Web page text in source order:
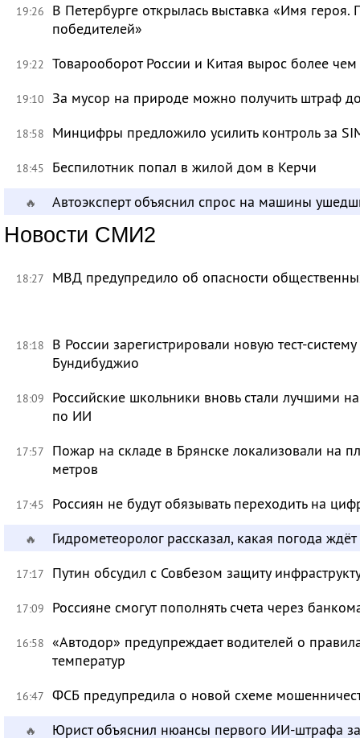
19:26
В Петербурге открылась выставка «Имя героя.
победителей»
19:22 Товарооборот России и Китая вырос более чем
19:10 За мусор на природе можно получить штраф
18:58 Минцифры предложило усилить контроль за
18:45 Беспилотник попал в жилой дом в Керчи
🔥 Автоэксперт объяснил спрос на машины
Новости СМИ2
18:27 МВД предупредило об опасности
18:18
В России зарегистрировали новую тест-
Бундибуджио
18:09
Российские школьники вновь стали лучшими
по ИИ
17:57
Пожар на складе в Брянске локализовали на
метров
17:45 Россиян не будут обязывать переходить на
🔥 Гидрометеоролог рассказал, какая погода
17:17 Путин обсудил с Совбезом защиту
17:09 Россияне смогут пополнять счета через
16:58 «Автодор» предупреждает водителей о
температур
16:47 ФСБ предупредила о новой схеме
🔥 Юрист объяснил нюансы первого ИИ-штрафа